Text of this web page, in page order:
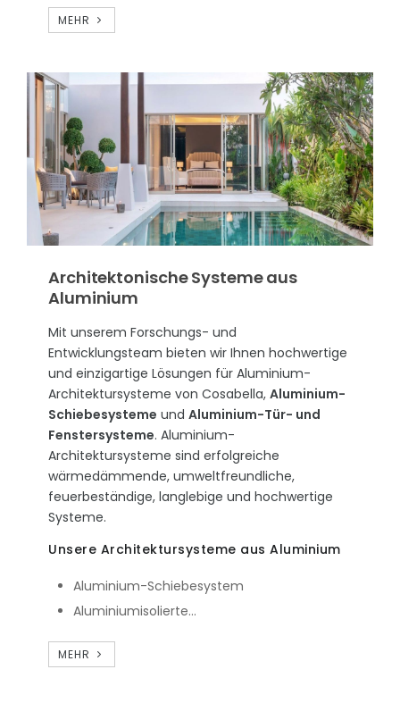
MEHR
Architektonische Systeme aus
Aluminium
Mit unserem Forschungs- und
Entwicklungsteam bieten wir Ihnen hochwertige
und einzigartige Lösungen für Aluminium-
Architektursysteme von Cosabella, Aluminium-
Schiebesysteme und Aluminium-Tür- und
Fenstersysteme. Aluminium-
Architektursysteme sind erfolgreiche
wärmedämmende, umweltfreundliche,
feuerbeständige, langlebige und hochwertige
Systeme.
Unsere Architektursysteme aus Aluminium
Aluminium-Schiebesystem
Aluminiumisolierte...
MEHR